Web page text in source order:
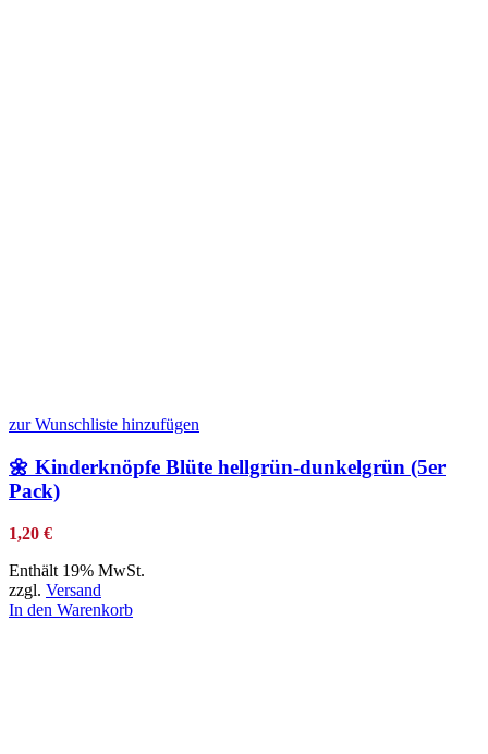
zur Wunschliste hinzufügen
🌼 Kinderknöpfe Blüte hellgrün-dunkelgrün (5er
Pack)
1,20 €
Enthält 19% MwSt.
zzgl. Versand
In den Warenkorb